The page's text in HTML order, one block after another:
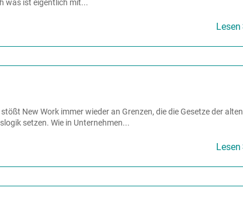
was ist eigentlich mit...
Lesen
New Work immer wieder an Grenzen, die die Gesetze der alten
setzen. Wie in Unternehmen...
Lesen